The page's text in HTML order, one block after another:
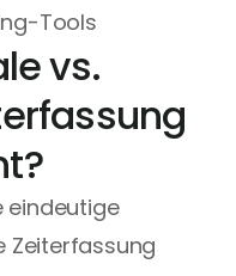
Tools
vs.
eindeutige
Zeiterfassung